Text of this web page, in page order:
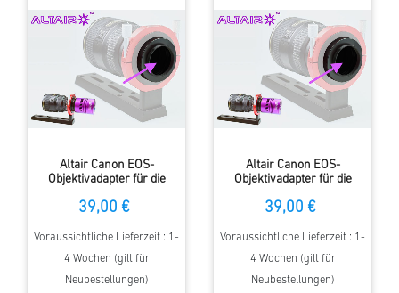
Altair Canon EOS-
Objektivadapter für die
Kamera mit 12,5mm
und Flansch
39,00 €
Voraussichtliche Lieferzeit : 1-
4 Wochen (gilt für
Neubestellungen)
Altair Canon EOS-
Objektivadapter für die
Kamera mit 17,5mm
und Flansch
39,00 €
Voraussichtliche Lieferzeit : 1-
4 Wochen (gilt für
Neubestellungen)